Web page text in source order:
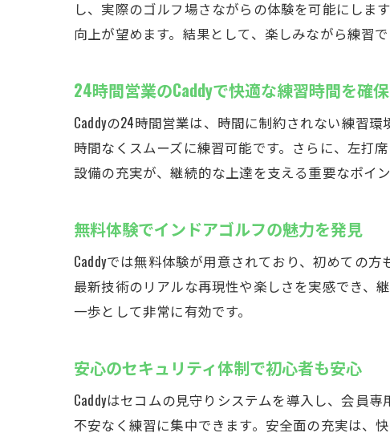
し、実際のゴルフ場さながらの体験を可能にしま
向上が望めます。結果として、楽しみながら練習
24時間営業のCaddyで快適な練習時間を確保
Caddyの24時間営業は、時間に制約されない練習
時間なくスムーズに練習可能です。さらに、左打
設備の充実が、継続的な上達を支える重要なポイン
無料体験でインドアゴルフの魅力を発見
Caddyでは無料体験が用意されており、初めての
最新技術のリアルな再現性や楽しさを実感でき、
一歩として非常に有効です。
安心のセキュリティ体制で初心者も安心
Caddyはセコムの見守りシステムを導入し、会員
不安なく練習に集中できます。安全面の充実は、